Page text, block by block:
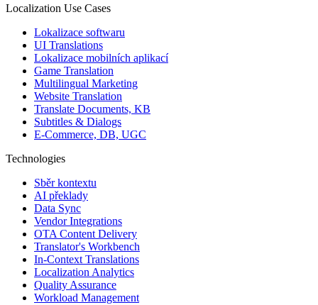
Localization Use Cases
Lokalizace softwaru
UI Translations
Lokalizace mobilních aplikací
Game Translation
Multilingual Marketing
Website Translation
Translate Documents, KB
Subtitles & Dialogs
E-Commerce, DB, UGC
Technologies
Sběr kontextu
AI překlady
Data Sync
Vendor Integrations
OTA Content Delivery
Translator's Workbench
In-Context Translations
Localization Analytics
Quality Assurance
Workload Management